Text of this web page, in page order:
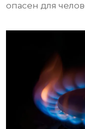
опасен для